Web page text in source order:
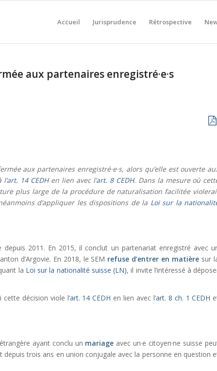
Accueil Jurisprudence Rétrospective
aux partenaires enregistré·e·s
aux partenaires enregistré·e·s, alors qu’elle est ouverte
art. 14 CEDHen lien avec l’art. 8 CEDH. Dans la mesure où
plus large de la procédure de naturalisation facilitée
d’appliquer les dispositions de la Loi sur la
2011. En 2015, il conclut un partenariat enregistré avec
d’Argovie. En 2018, le SEM refuse d’entrer en matière sur
la Loi sur la nationalité suisse (LN), il invite l’intéressé à
décision viole l’art. 14 CEDH en lien avec l’art. 8 ch. 1 CEDH
ayant conclu un mariage avec un·e citoyen·ne suisse
depuis trois ans en union conjugale avec la personne en question